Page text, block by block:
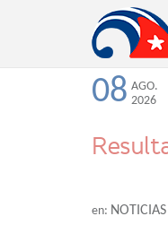
08 AGO.
2026
en: NOTICIAS